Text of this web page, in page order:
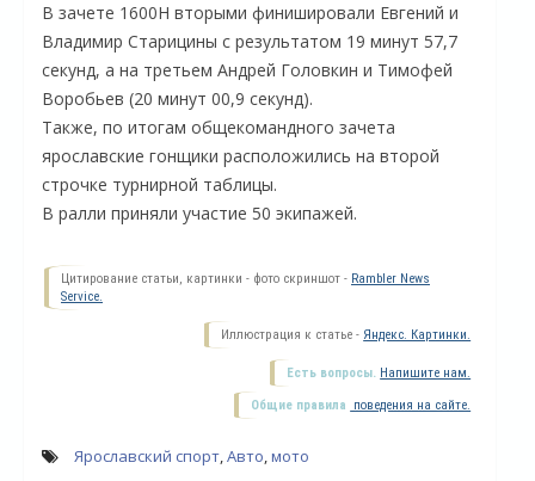
В зачете 1600Н вторыми финишировали Евгений и
Владимир Старицины с результатом 19 минут 57,7
секунд, а на третьем Андрей Головкин и Тимофей
Воробьев (20 минут 00,9 секунд).
Также, по итогам общекомандного зачета
ярославские гонщики расположились на второй
строчке турнирной таблицы.
В ралли приняли участие 50 экипажей.
Цитирование статьи, картинки - фото скриншот - Rambler News
Service.
Иллюстрация к статье - Яндекс. Картинки.
Есть вопросы. Напишите нам.
Общие правила поведения на сайте.
Ярославский спорт,Авто,мото